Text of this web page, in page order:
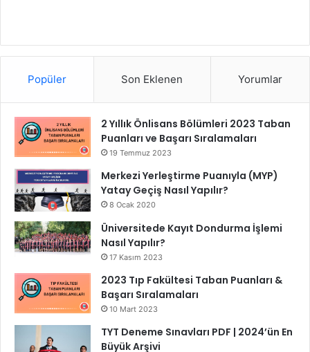
Popüler Son Eklenen Yorumlar
2 Yıllık Önlisans Bölümleri 2023 Taban
Puanları ve Başarı Sıralamaları
19 Temmuz 2023
Merkezi Yerleştirme Puanıyla (MYP)
Yatay Geçiş Nasıl Yapılır?
8 Ocak 2020
Üniversitede Kayıt Dondurma İşlemi
Nasıl Yapılır?
17 Kasım 2023
2023 Tıp Fakültesi Taban Puanları &
Başarı Sıralamaları
10 Mart 2023
TYT Deneme Sınavları PDF | 2024’ün En
Büyük Arşivi